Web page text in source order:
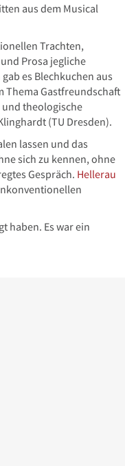
aus dem Musical
Trachten,
Prosa jegliche
es Blechkuchen aus
Thema Gastfreundschaft
theologische
(TU Dresden).
lassen und das
sich zu kennen, ohne
Gespräch. Hellerau
haben. Es war ein